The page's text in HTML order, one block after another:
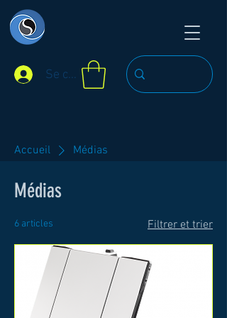
Se connecter
Accueil Médias
Médias
6 articles Filtrer et trier